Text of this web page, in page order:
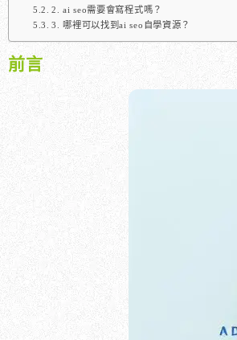
2. ai seo需要會寫程式嗎？
3. 哪裡可以找到ai seo自學資源？
前言